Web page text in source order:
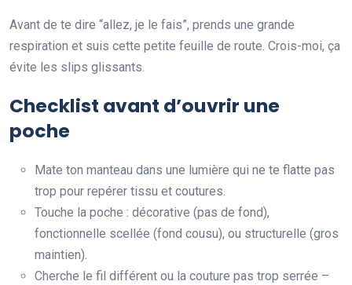
Avant de te dire “allez, je le fais”, prends une grande
respiration et suis cette petite feuille de route. Crois-moi, ça
évite les slips glissants.
Checklist avant d’ouvrir une
poche
Mate ton manteau dans une lumière qui ne te flatte pas
trop pour repérer tissu et coutures.
Touche la poche : décorative (pas de fond),
fonctionnelle scellée (fond cousu), ou structurelle (gros
maintien).
Cherche le fil différent ou la couture pas trop serrée –